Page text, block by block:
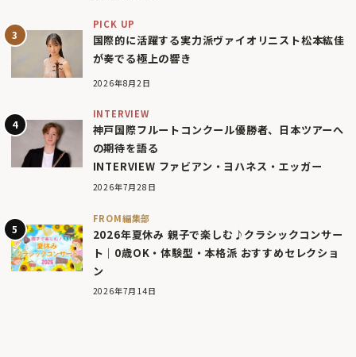
PICK UP
国際的に活躍する実力派ヴァイオリニスト松本紘佳
が奏でる極上の響き
2026年8月2日
INTERVIEW
神戸国際フルートコンクール優勝者、日本ツアーへ
の期待を語る
INTERVIEW ファビアン・ヨハネス・エッガー
2026年7月28日
FROM編集部
2026年夏休み 親子で楽しむ♪クラシックコンサー
ト｜0歳OK・体験型・本格派 おすすめセレクショ
ン
2026年7月14日